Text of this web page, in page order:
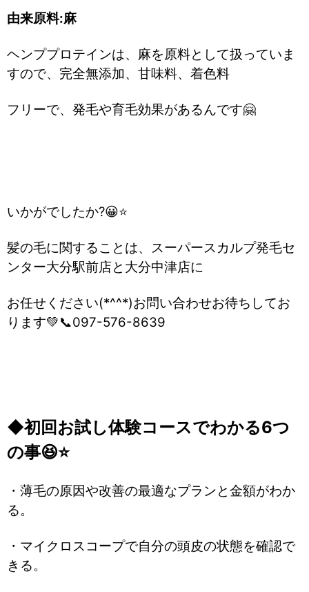
由来原料:麻
ヘンププロテインは、麻を原料として扱っていま
すので、完全無添加、甘味料、着色料
フリーで、発毛や育毛効果があるんです🤗
いかがでしたか?😀⭐
髪の毛に関することは、スーパースカルプ発毛セ
ンター大分駅前店と大分中津店に
お任せください(*^^*)お問い合わせお待ちしてお
ります💚📞097-576-8639
◆初回お試し体験コースでわかる6つ
の事😆⭐
・薄毛の原因や改善の最適なプランと金額がわか
る。
・マイクロスコープで自分の頭皮の状態を確認で
きる。